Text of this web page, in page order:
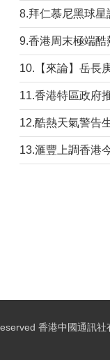
8.拜仁慕尼黑球
9.香港周末極端
12.酷熱天氣警告
13.滙豐上調香港
香港中國通訊社